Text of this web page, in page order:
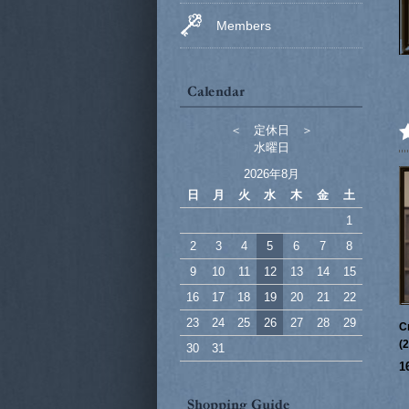
Members
＜ 定休日 ＞
水曜日
2026年8月
日
月 火 水 木 金
土
1
2
3 4 5 6 7
8
9
10 11 12 13 14
15
16
17 18 19 20 21
22
23
24 25 26 27 28
29
30
31